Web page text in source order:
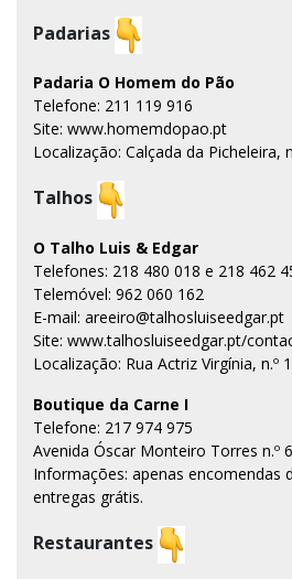
Padarias
Padaria O Homem do Pão
Telefone: 211 119 916
Site: www.homemdopao.pt
Localização: Calçada da Picheleira,
Talhos
O Talho Luis & Edgar
Telefones: 218 480 018 e 218 462
Telemóvel: 962 060 162
E-mail: areeiro@talhosluiseedgar.pt
Site: www.talhosluiseedgar.pt/
Localização: Rua Actriz Virgínia, n.º
Boutique da Carne I
Telefone: 217 974 975
Avenida Óscar Monteiro Torres n.º
Informações: apenas encomendas
entregas grátis.
Restaurantes